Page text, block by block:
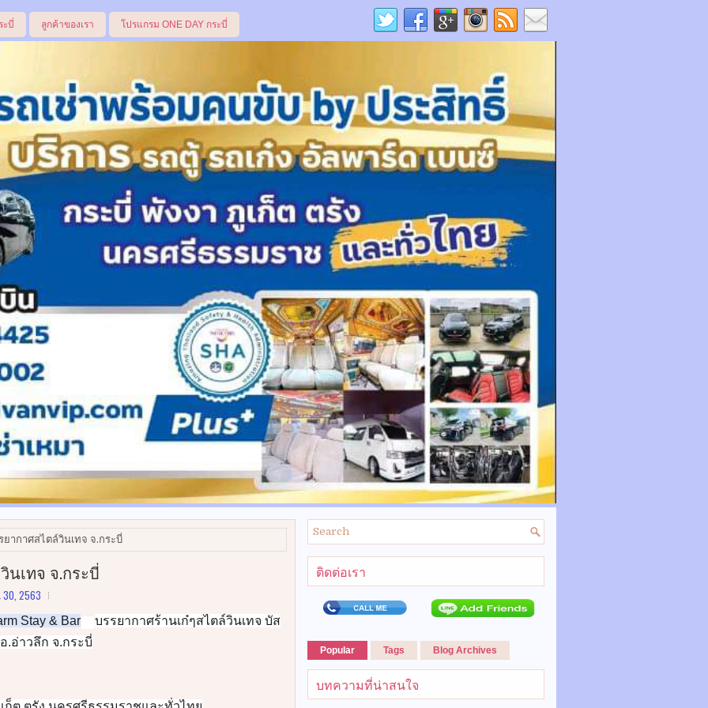
ะบี่ ลูกค้าของเรา โปรแกรม ONE DAY กระบี่
ากาศสไตล์วินเทจ จ.กระบี่
นเทจ จ.กระบี่
2563
Stay & Bar
บรรยากาศร้านเก๋ๆสไตล์วินเทจ บัส
ติดต่อเรา
Popular Tags Blog Archives
บทความที่น่าสนใจ